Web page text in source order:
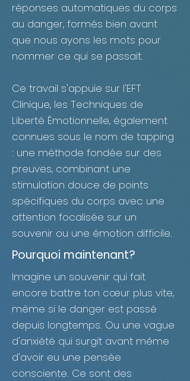
réponses automatiques du corps
au danger, formés bien avant
que nous ayons les mots pour
nommer ce qui se passait.
Ce travail s'appuie sur l'EFT
Clinique, les Techniques de
Liberté Émotionnelle, également
connues sous le nom de tapping
: une méthode fondée sur des
preuves, combinant une
stimulation douce de points
spécifiques du corps avec une
attention focalisée sur un
souvenir ou une émotion difficile.
Pourquoi maintenant?
Imagine un souvenir qui fait
encore battre ton cœur plus vite,
même si le danger est passé
depuis longtemps. Ou une vague
d'anxiété qui surgit avant même
d'avoir eu une pensée
consciente. Ce sont des